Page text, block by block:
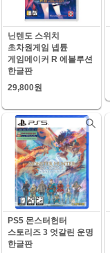
닌텐도 스위치
초차원게임 넵튠
게임메이커 R 에볼루션
한글판
29,800원
PS5 몬스터헌터
스토리즈 3 엇갈린 운명
한글판